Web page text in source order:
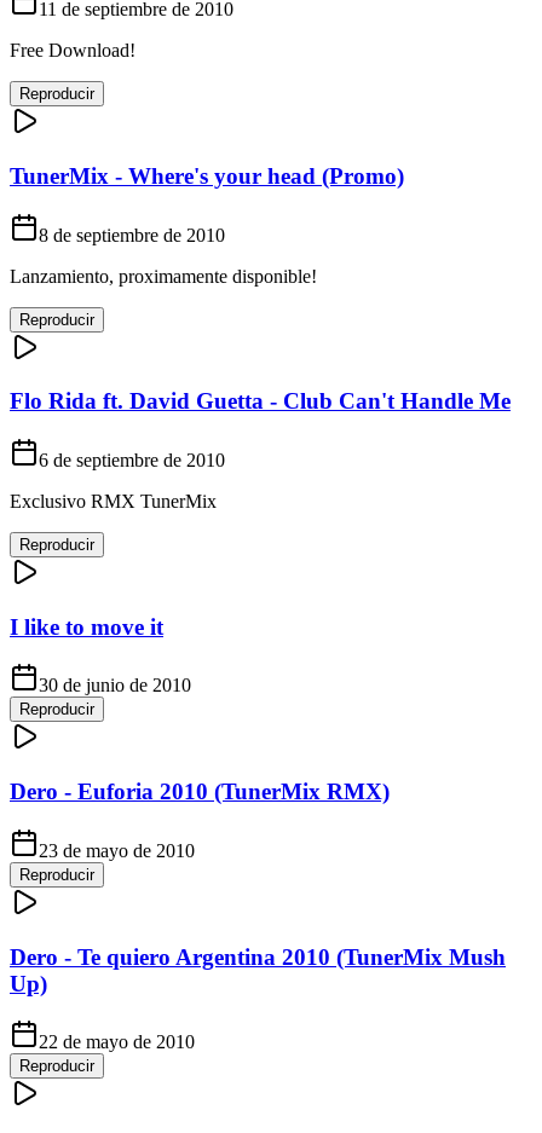
11 de septiembre de 2010
Free Download!
Reproducir
TunerMix - Where's your head (Promo)
8 de septiembre de 2010
Lanzamiento, proximamente disponible!
Reproducir
Flo Rida ft. David Guetta - Club Can't Handle Me
6 de septiembre de 2010
Exclusivo RMX TunerMix
Reproducir
I like to move it
30 de junio de 2010
Reproducir
Dero - Euforia 2010 (TunerMix RMX)
23 de mayo de 2010
Reproducir
Dero - Te quiero Argentina 2010 (TunerMix Mush
Up)
22 de mayo de 2010
Reproducir